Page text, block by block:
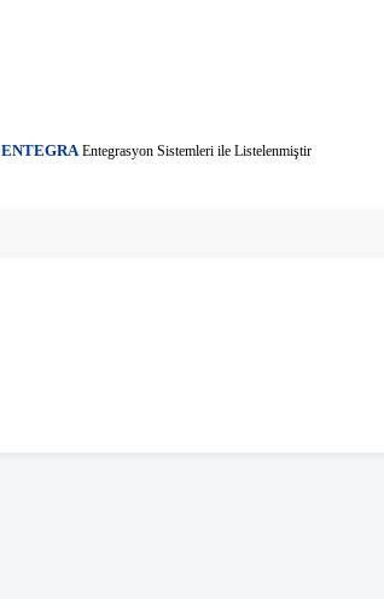
ENTEGRAEntegrasyon Sistemleri ile Listelenmiştir